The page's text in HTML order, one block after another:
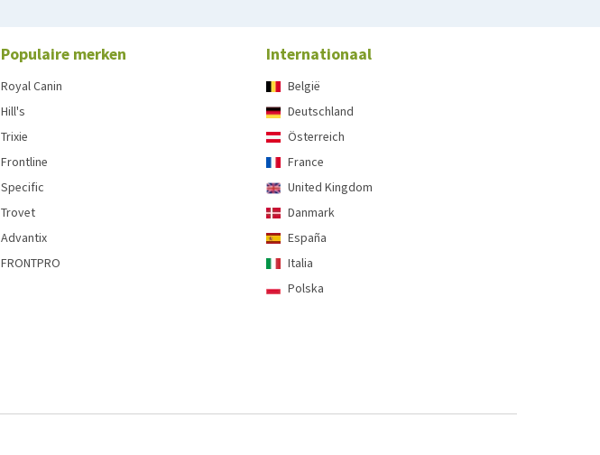
Populaire merken
Royal Canin
Hill's
Trixie
Frontline
Specific
Trovet
Advantix
FRONTPRO
Internationaal
België
Deutschland
Österreich
France
United Kingdom
Danmark
España
Italia
Polska